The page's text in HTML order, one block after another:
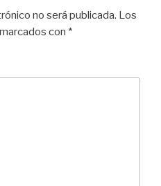
no será publicada. Los
con *